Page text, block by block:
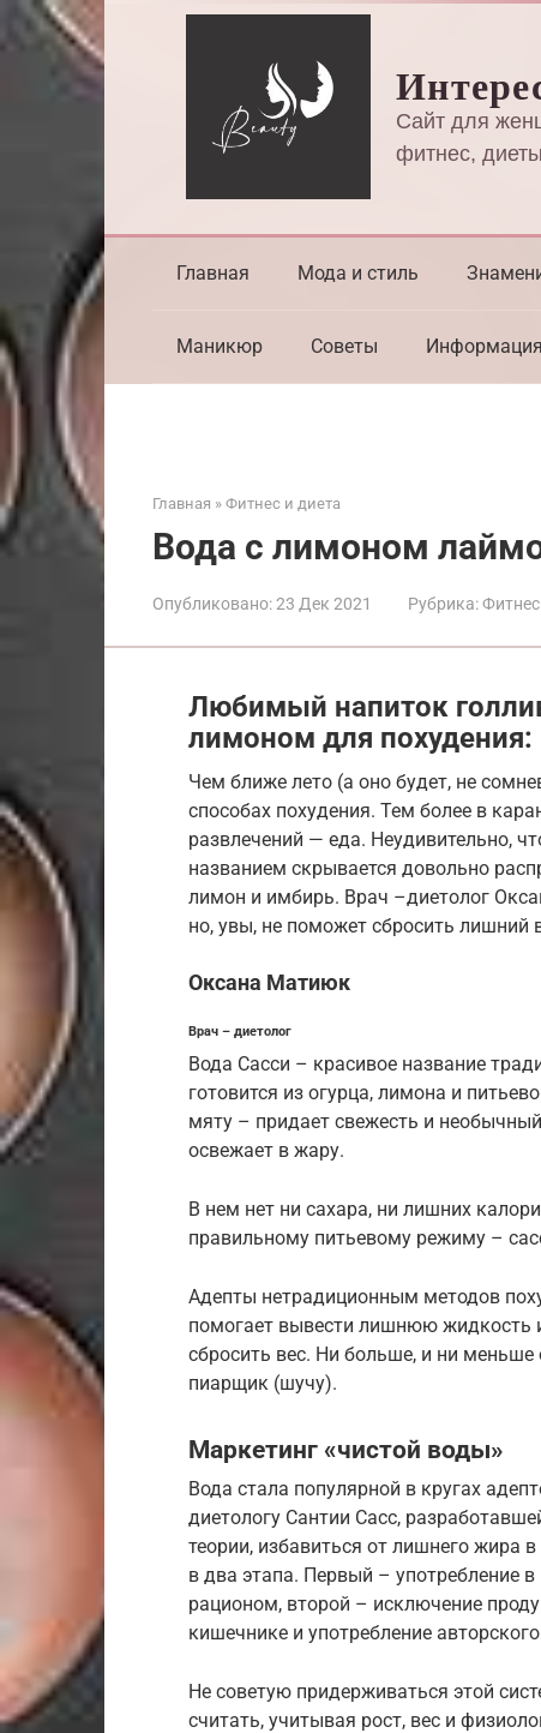
Перейти
к
контенту
Сайт для
фитнес,
Главная Мода и стиль
Маникюр Советы Информация
Главная » Фитнес и диета
Вода с лимоном
Опубликовано:23 Дек 2021 Рубрика:
Любимый напиток
лимоном для похудения:
Чем ближе лето (а оно будет, не
способах похудения. Тем более в
развлечений — еда. Неудивительно,
названием скрывается довольно
лимон и имбирь. Врач –диетолог
но, увы, не поможет сбросить лишний
Оксана Матиюк
Врач – диетолог
Вода Cасси – красивое название
готовится из огурца, лимона и
мяту – придает свежесть и
освежает в жару.
В нем нет ни сахара, ни лишних
правильному питьевому режиму –
Адепты нетрадиционным методов
помогает вывести лишнюю жидкость
сбросить вес. Ни больше, и ни
пиарщик (шучу).
Маркетинг «чистой воды»
Вода стала популярной в кругах
диетологу Сантии Cасс,
теории, избавиться от лишнего жира
в два этапа. Первый – употребление
рационом, второй – исключение
кишечнике и употребление
Не советую придерживаться этой
считать, учитывая рост, вес и